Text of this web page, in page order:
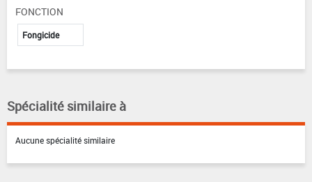
FONCTION
Fongicide
Spécialité similaire à
Aucune spécialité similaire